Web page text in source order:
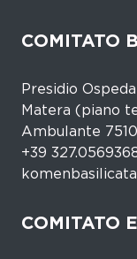
COMITATO
Presidio
Matera (piano
Ambulante
+39
COMITATO